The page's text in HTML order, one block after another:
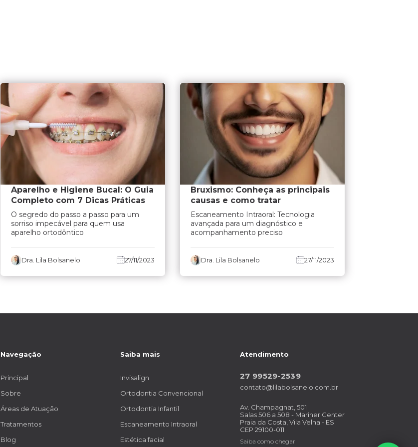
Aparelho e Higiene Bucal: O Guia
Completo com 7 Dicas Práticas
O segredo do passo a passo para um
sorriso impecável para quem usa
aparelho ortodôntico
Dra. Lila Bolsanelo 27/11/2023
Bruxismo: Conheça as principais
causas e como tratar
Escaneamento Intraoral: Tecnologia
avançada para um diagnóstico e
acompanhamento preciso
Dra. Lila Bolsanelo 27/11/2023
Navegação
Principal
Sobre
Áreas de Atuação
Tratamentos
Blog
Saiba mais
Invisalign
Ortodontia Convencional
Ortodontia Infantil
Escaneamento Intraoral
Estética facial
Atendimento
27 99529-2539
contato@lilabolsanelo.com.br
Av. Champagnat, 501
Salas 506 a 508 - Mariner Center
Praia da Costa, Vila Velha - ES
CEP 29100-011
Saiba como chegar